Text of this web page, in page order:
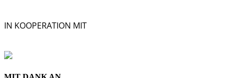
IN KOOPERATION MIT